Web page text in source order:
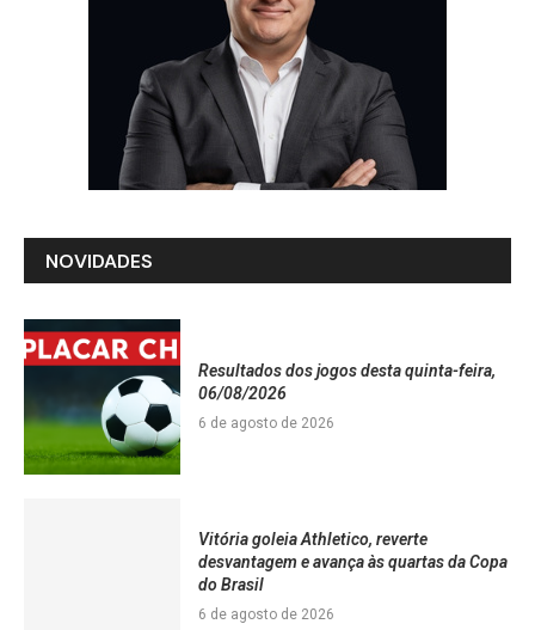
NOVIDADES
Resultados dos jogos desta quinta-feira,
06/08/2026
6 de agosto de 2026
Vitória goleia Athletico, reverte
desvantagem e avança às quartas da Copa
do Brasil
6 de agosto de 2026